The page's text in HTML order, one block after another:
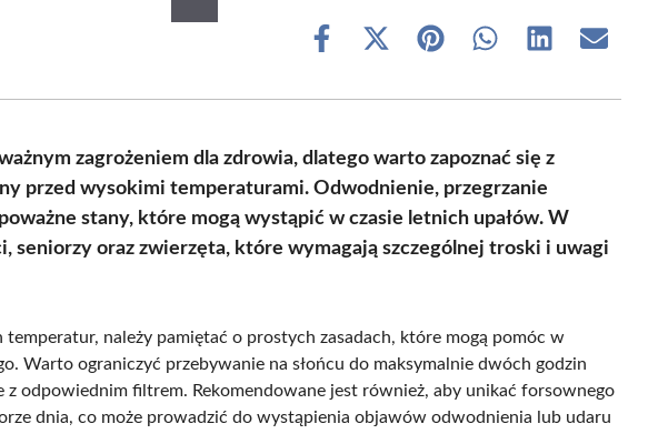
Share
Share
(Twitter)
Share Share Share Share
zagrożeniem dla zdrowia, dlatego warto zapoznać się z
przed wysokimi temperaturami. Odwodnienie, przegrzanie
stany, które mogą wystąpić w czasie letnich upałów. W
seniorzy oraz zwierzęta, które wymagają szczególnej troski i uwagi
należy pamiętać o prostych zasadach, które mogą pomóc w
Warto ograniczyć przebywanie na słońcu do maksymalnie dwóch godzin
z odpowiednim filtrem. Rekomendowane jest również, aby unikać forsownego
dnia, co może prowadzić do wystąpienia objawów odwodnienia lub udaru